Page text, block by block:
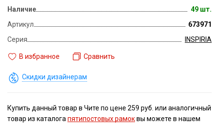
Наличие
49 шт.
Артикул
673971
Серия
INSPIRIA
В избранное Сравнить
Скидки дизайнерам
Купить данный товар в Чите по цене 259 руб. или аналогичный
товар из каталогапятипостовых рамоквы можете в нашем